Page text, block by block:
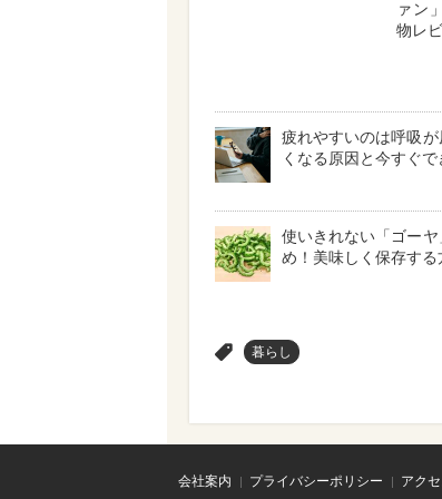
ァン
物レ
疲れやすいのは呼吸
くなる原因と今すぐ
使いきれない「ゴー
め！美味しく保存する
暮らし
会社案内 プライバシーポリシー アク